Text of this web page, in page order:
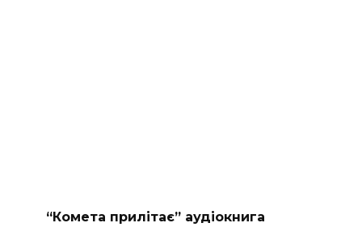
“Комета прилітає” аудіокнига